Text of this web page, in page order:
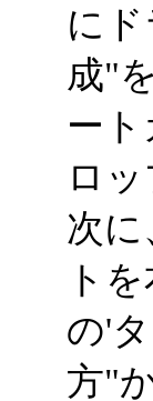
に
成"
ー
ロ
次
ト
の'
方"